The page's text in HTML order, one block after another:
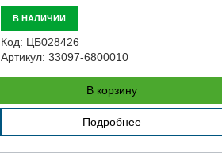
В НАЛИЧИИ
Код: ЦБ028426
Артикул: 33097-6800010
В корзину
Подробнее